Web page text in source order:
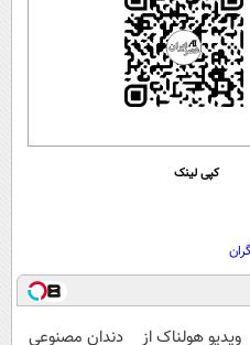
کپی لینک
ویدیو هولناک از
دندان مصنوعی